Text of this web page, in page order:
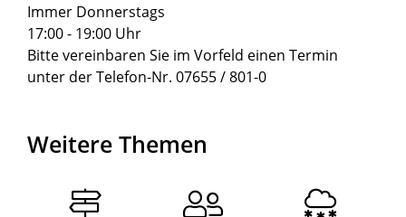
Immer Donnerstags
17:00 - 19:00 Uhr
Bitte vereinbaren Sie im Vorfeld einen Termin
unter der Telefon-Nr. 07655 / 801-0
Weitere Themen